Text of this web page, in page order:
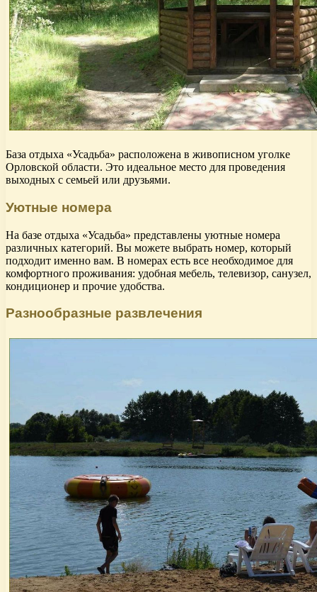
База отдыха «Усадьба» расположена в живописном уголке
Орловской области. Это идеальное место для проведения
выходных с семьей или друзьями.
Уютные номера
На базе отдыха «Усадьба» представлены уютные номера
различных категорий. Вы можете выбрать номер, который
подходит именно вам. В номерах есть все необходимое для
комфортного проживания: удобная мебель, телевизор, санузел,
кондиционер и прочие удобства.
Разнообразные развлечения